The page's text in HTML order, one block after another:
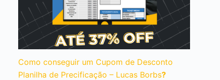
Como conseguir um Cupom de Desconto
Planilha de Precificação – Lucas Borbs?